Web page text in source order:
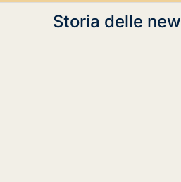
Storia delle